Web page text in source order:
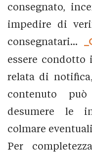
consegnato,
impedire di
consegnatari...
essere condotto
relata di
contenuto
desumere le
colmare
Per